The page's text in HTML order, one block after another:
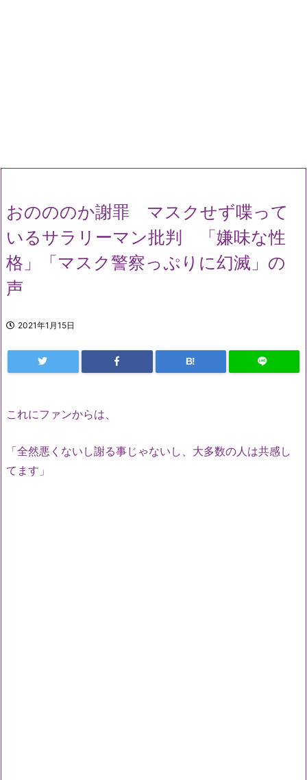
おのののか謝罪 マスクせず喋って
いるサラリーマン批判 「嫌味な性
格」「マスク警察っぷりに幻滅」の
声
2021年1月15日
B!
これにファンからは、
「全然悪くないし謝る事じゃないし、大多数の人は共感し
てます」